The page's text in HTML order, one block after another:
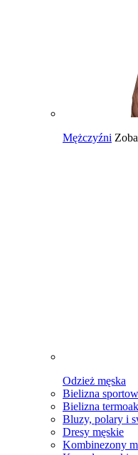
Mężczyźni
Odzież męska
Bielizna
Bielizna
Bluzy, polary i
Dresy męskie
Kombinezony